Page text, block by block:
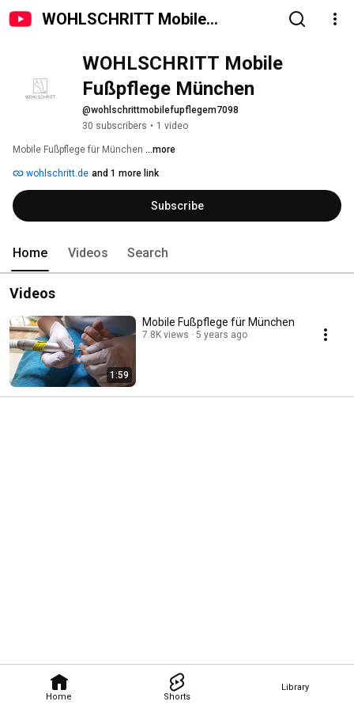
WOHLSCHRITT Mobile
Home Shorts
Library
WOHLSCHRITT Mobile
Fußpflege München
@wohlschrittmobilefupflegem7098
30 subscribers • 1 video
Mobile Fußpflege für München ...more
wohlschritt.de and 1 more link
Subscribe
Home Videos Search
Videos
1:59
Mobile Fußpflege für München
7.8K views 5 years ago